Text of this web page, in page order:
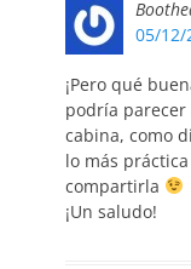
05/12/
¡Pero qué
podría
cabina, como
lo más
compartirla
¡Un saludo!